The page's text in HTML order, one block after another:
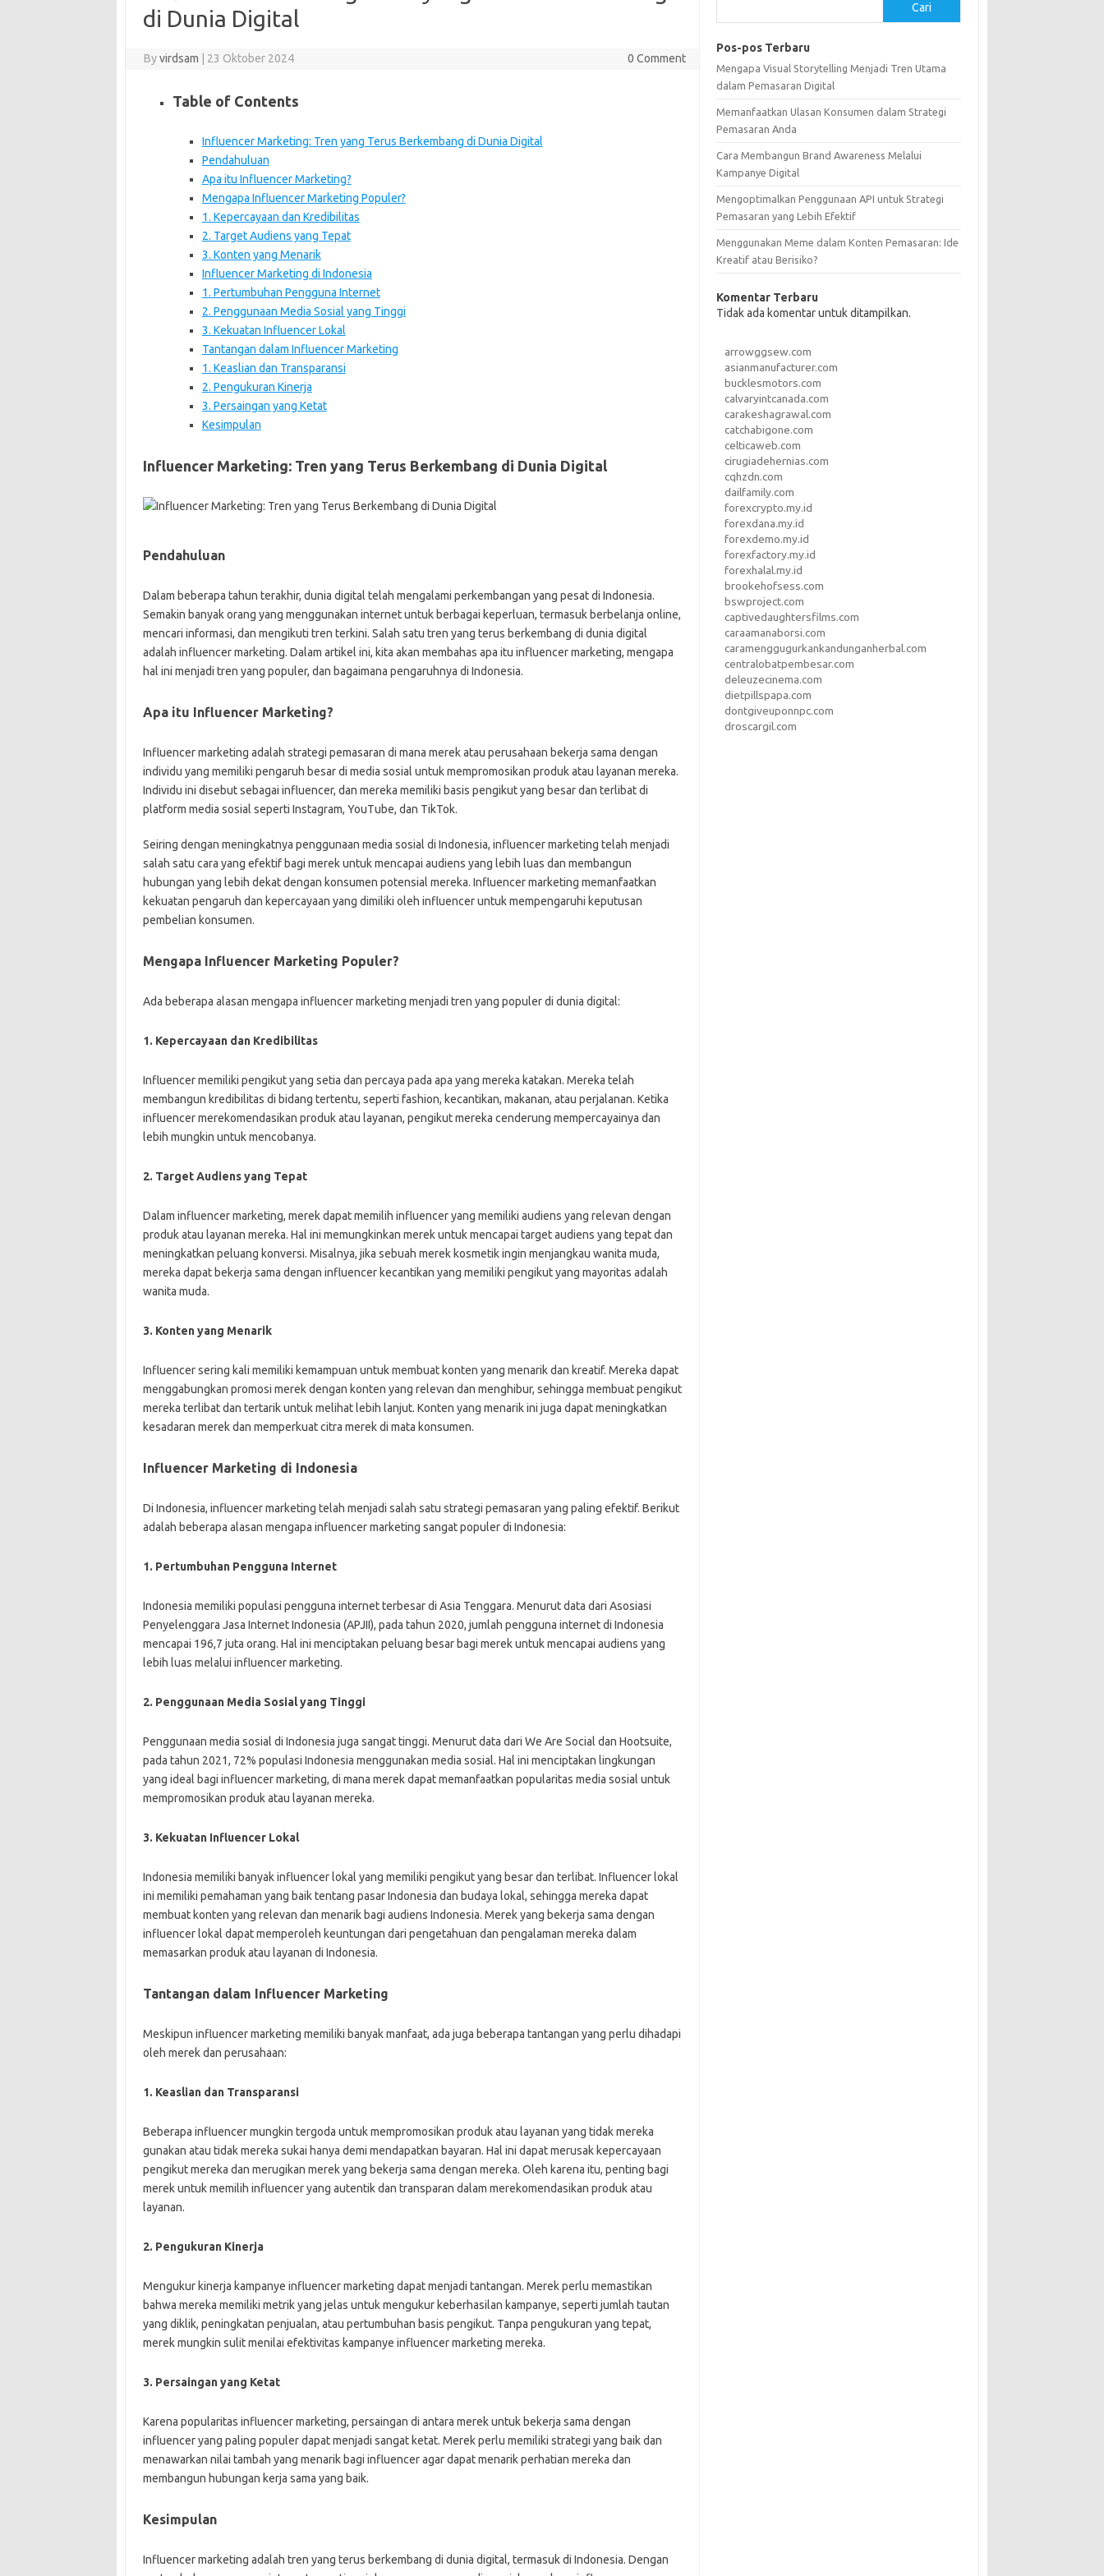
di Dunia Digital
Byvirdsam 23 Oktober 2024 0 Comment
Table of Contents
Influencer Marketing: Tren yang Terus Berkembang di Dunia Digital
Pendahuluan
Apa itu Influencer Marketing?
Mengapa Influencer Marketing Populer?
1. Kepercayaan dan Kredibilitas
2. Target Audiens yang Tepat
3. Konten yang Menarik
Influencer Marketing di Indonesia
1. Pertumbuhan Pengguna Internet
2. Penggunaan Media Sosial yang Tinggi
3. Kekuatan Influencer Lokal
Tantangan dalam Influencer Marketing
1. Keaslian dan Transparansi
2. Pengukuran Kinerja
3. Persaingan yang Ketat
Kesimpulan
Influencer Marketing: Tren yang Terus Berkembang di Dunia Digital
Pendahuluan
Dalam beberapa tahun terakhir, dunia digital telah mengalami perkembangan yang pesat di Indonesia.
Semakin banyak orang yang menggunakan internet untuk berbagai keperluan, termasuk berbelanja online,
mencari informasi, dan mengikuti tren terkini. Salah satu tren yang terus berkembang di dunia digital
adalah influencer marketing. Dalam artikel ini, kita akan membahas apa itu influencer marketing, mengapa
hal ini menjadi tren yang populer, dan bagaimana pengaruhnya di Indonesia.
Apa itu Influencer Marketing?
Influencer marketing adalah strategi pemasaran di mana merek atau perusahaan bekerja sama dengan
individu yang memiliki pengaruh besar di media sosial untuk mempromosikan produk atau layanan mereka.
Individu ini disebut sebagai influencer, dan mereka memiliki basis pengikut yang besar dan terlibat di
platform media sosial seperti Instagram, YouTube, dan TikTok.
Seiring dengan meningkatnya penggunaan media sosial di Indonesia, influencer marketing telah menjadi
salah satu cara yang efektif bagi merek untuk mencapai audiens yang lebih luas dan membangun
hubungan yang lebih dekat dengan konsumen potensial mereka. Influencer marketing memanfaatkan
kekuatan pengaruh dan kepercayaan yang dimiliki oleh influencer untuk mempengaruhi keputusan
pembelian konsumen.
Mengapa Influencer Marketing Populer?
Ada beberapa alasan mengapa influencer marketing menjadi tren yang populer di dunia digital:
1. Kepercayaan dan Kredibilitas
Influencer memiliki pengikut yang setia dan percaya pada apa yang mereka katakan. Mereka telah
membangun kredibilitas di bidang tertentu, seperti fashion, kecantikan, makanan, atau perjalanan. Ketika
influencer merekomendasikan produk atau layanan, pengikut mereka cenderung mempercayainya dan
lebih mungkin untuk mencobanya.
2. Target Audiens yang Tepat
Dalam influencer marketing, merek dapat memilih influencer yang memiliki audiens yang relevan dengan
produk atau layanan mereka. Hal ini memungkinkan merek untuk mencapai target audiens yang tepat dan
meningkatkan peluang konversi. Misalnya, jika sebuah merek kosmetik ingin menjangkau wanita muda,
mereka dapat bekerja sama dengan influencer kecantikan yang memiliki pengikut yang mayoritas adalah
wanita muda.
3. Konten yang Menarik
Influencer sering kali memiliki kemampuan untuk membuat konten yang menarik dan kreatif. Mereka dapat
menggabungkan promosi merek dengan konten yang relevan dan menghibur, sehingga membuat pengikut
mereka terlibat dan tertarik untuk melihat lebih lanjut. Konten yang menarik ini juga dapat meningkatkan
kesadaran merek dan memperkuat citra merek di mata konsumen.
Influencer Marketing di Indonesia
Di Indonesia, influencer marketing telah menjadi salah satu strategi pemasaran yang paling efektif. Berikut
adalah beberapa alasan mengapa influencer marketing sangat populer di Indonesia:
1. Pertumbuhan Pengguna Internet
Indonesia memiliki populasi pengguna internet terbesar di Asia Tenggara. Menurut data dari Asosiasi
Penyelenggara Jasa Internet Indonesia (APJII), pada tahun 2020, jumlah pengguna internet di Indonesia
mencapai 196,7 juta orang. Hal ini menciptakan peluang besar bagi merek untuk mencapai audiens yang
lebih luas melalui influencer marketing.
2. Penggunaan Media Sosial yang Tinggi
Penggunaan media sosial di Indonesia juga sangat tinggi. Menurut data dari We Are Social dan Hootsuite,
pada tahun 2021, 72% populasi Indonesia menggunakan media sosial. Hal ini menciptakan lingkungan
yang ideal bagi influencer marketing, di mana merek dapat memanfaatkan popularitas media sosial untuk
mempromosikan produk atau layanan mereka.
3. Kekuatan Influencer Lokal
Indonesia memiliki banyak influencer lokal yang memiliki pengikut yang besar dan terlibat. Influencer lokal
ini memiliki pemahaman yang baik tentang pasar Indonesia dan budaya lokal, sehingga mereka dapat
membuat konten yang relevan dan menarik bagi audiens Indonesia. Merek yang bekerja sama dengan
influencer lokal dapat memperoleh keuntungan dari pengetahuan dan pengalaman mereka dalam
memasarkan produk atau layanan di Indonesia.
Tantangan dalam Influencer Marketing
Meskipun influencer marketing memiliki banyak manfaat, ada juga beberapa tantangan yang perlu dihadapi
oleh merek dan perusahaan:
1. Keaslian dan Transparansi
Beberapa influencer mungkin tergoda untuk mempromosikan produk atau layanan yang tidak mereka
gunakan atau tidak mereka sukai hanya demi mendapatkan bayaran. Hal ini dapat merusak kepercayaan
pengikut mereka dan merugikan merek yang bekerja sama dengan mereka. Oleh karena itu, penting bagi
merek untuk memilih influencer yang autentik dan transparan dalam merekomendasikan produk atau
layanan.
2. Pengukuran Kinerja
Mengukur kinerja kampanye influencer marketing dapat menjadi tantangan. Merek perlu memastikan
bahwa mereka memiliki metrik yang jelas untuk mengukur keberhasilan kampanye, seperti jumlah tautan
yang diklik, peningkatan penjualan, atau pertumbuhan basis pengikut. Tanpa pengukuran yang tepat,
merek mungkin sulit menilai efektivitas kampanye influencer marketing mereka.
3. Persaingan yang Ketat
Karena popularitas influencer marketing, persaingan di antara merek untuk bekerja sama dengan
influencer yang paling populer dapat menjadi sangat ketat. Merek perlu memiliki strategi yang baik dan
menawarkan nilai tambah yang menarik bagi influencer agar dapat menarik perhatian mereka dan
membangun hubungan kerja sama yang baik.
Kesimpulan
Influencer marketing adalah tren yang terus berkembang di dunia digital, termasuk di Indonesia. Dengan
Cari
Pos-pos Terbaru
Mengapa Visual Storytelling Menjadi Tren Utama
dalam Pemasaran Digital
Memanfaatkan Ulasan Konsumen dalam Strategi
Pemasaran Anda
Cara Membangun Brand Awareness Melalui
Kampanye Digital
Mengoptimalkan Penggunaan API untuk Strategi
Pemasaran yang Lebih Efektif
Menggunakan Meme dalam Konten Pemasaran: Ide
Kreatif atau Berisiko?
Komentar Terbaru
Tidak ada komentar untuk ditampilkan.
arrowggsew.com
asianmanufacturer.com
bucklesmotors.com
calvaryintcanada.com
carakeshagrawal.com
catchabigone.com
celticaweb.com
cirugiadehernias.com
cqhzdn.com
dailfamily.com
forexcrypto.my.id
forexdana.my.id
forexdemo.my.id
forexfactory.my.id
forexhalal.my.id
brookehofsess.com
bswproject.com
captivedaughtersfilms.com
caraamanaborsi.com
caramenggugurkankandunganherbal.com
centralobatpembesar.com
deleuzecinema.com
dietpillspapa.com
dontgiveuponnpc.com
droscargil.com